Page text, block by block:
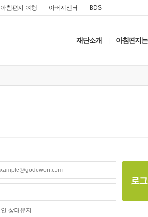
아침편지 여행 아버지센터 BDS
재단소개 아침편지는
상태유지